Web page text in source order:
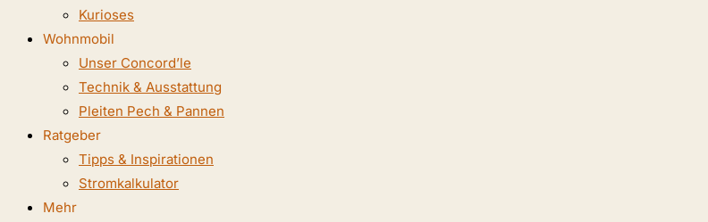
Kurioses
Wohnmobil
Unser Concord’le
Technik & Ausstattung
Pleiten Pech & Pannen
Ratgeber
Tipps & Inspirationen
Stromkalkulator
Mehr